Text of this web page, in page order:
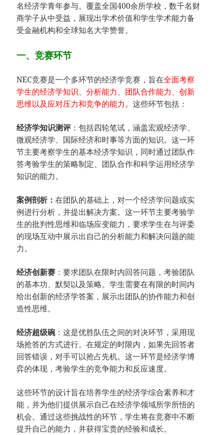
名经济学青年参与。覆盖全国400余所学校，数千名财
商学子从中受益，展现出学术价值和学生学术能力备
受金融机构和全球知名大学赞誉。
一、竞赛环节
NEC竞赛是一个多环节的经济学竞赛，旨在全面考察
学生的经济学知识、分析能力、团队合作能力、创新
思维以及应对压力和竞争的能力。这些环节包括：
经济学知识测评：包括四轮笔试，涵盖宏观经济学、
微观经济学、国际经济和时事等方面的知识。这一环
节主要考察学生的基本经济学知识，同时通过团队作
答考验学生的策略制定、团队合作和科学运用经济学
知识的能力。
案例剖析：在团队的基础上，对一个经济学问题或实
例进行分析，并提出解决方案。这一环节主要考验学
生的批判性思维和临场应变能力，要求学生在与评委
的现场互动中展示出自己的分析能力和解决问题的能
力。
经济创新赛 ：要求团队在限时内回答问题，考验团队
的基本功、默契以及策略。学生需要在有限的时间内
给出创新的经济学答案，展示出团队的协作能力和创
造性思维。
经济超级碗：这是优胜队伍之间的对决环节，采用现
场抢答的方式进行。在规定的时限内，如果先回答者
回答错误，对手可以抢占先机。这一环节是经济学博
弈的体现，考验学生的竞争能力和反应速度。
这些环节的设计旨在培养学生的经济学综合素养和才
能，并为他们提供展示自己在经济学领域所学所悟的
机会。通过这些挑战性的环节，学生将在竞赛中不断
提升自己的能力，并获得宝贵的经验和成长。